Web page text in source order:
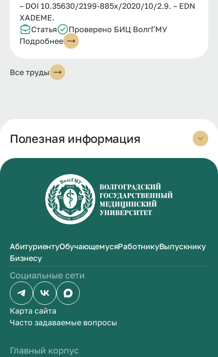
– DOI 10.35630/2199-885x/2020/10/2.9. – EDN
XADEME.
Статья
Проверено БИЦ ВолгГМУ
Подробнее
Все труды
Полезная информация
АбитуриентуОбучающемусяРаботникуВыпускнику
Бизнесу
Социальные сети
Карта сайта
Часто задаваемые вопросы
Главный корпус